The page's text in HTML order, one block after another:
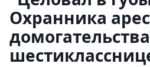
Охранника